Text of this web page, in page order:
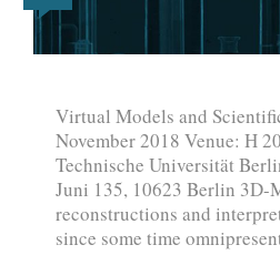
Virtual Models and
November 2018 Venue: H
Technische Universität
Juni 135, 10623 Berlin 3D-
reconstructions and
since some time